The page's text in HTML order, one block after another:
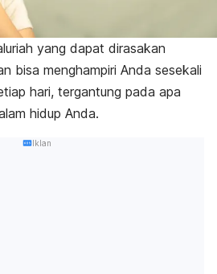
yang dapat dirasakan
bisa menghampiri Anda sesekali
hari, tergantung pada apa
hidup Anda.
Iklan